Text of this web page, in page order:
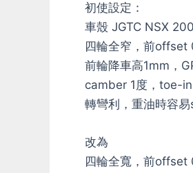
初使設定：
車殼 JGTC NSX
四輪全窄，前
前輪降車高1mm，
camber 1度，toe-
轉彎利，重油時容
改為
四輪全寬，前